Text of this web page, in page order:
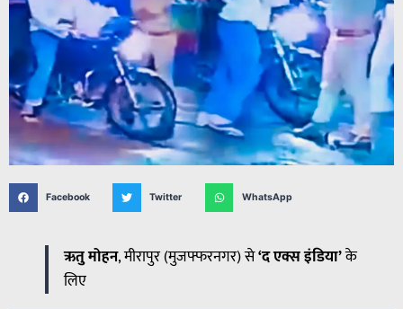
Facebook Twitter WhatsApp
ऋतु मोहन, मीरापुर (मुजफ्फरनगर) से‘द एक्स इंडिया’के
लिए